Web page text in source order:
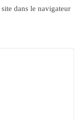
dans le navigateur